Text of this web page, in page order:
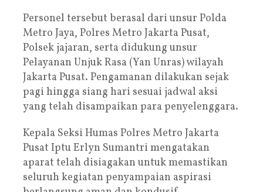
Personel tersebut berasal dari unsur Polda
Metro Jaya, Polres Metro Jakarta Pusat,
Polsek jajaran, serta didukung unsur
Pelayanan Unjuk Rasa (Yan Unras) wilayah
Jakarta Pusat. Pengamanan dilakukan sejak
pagi hingga siang hari sesuai jadwal aksi
yang telah disampaikan para penyelenggara.
Kepala Seksi Humas Polres Metro Jakarta
Pusat Iptu Erlyn Sumantri mengatakan
aparat telah disiagakan untuk memastikan
seluruh kegiatan penyampaian aspirasi